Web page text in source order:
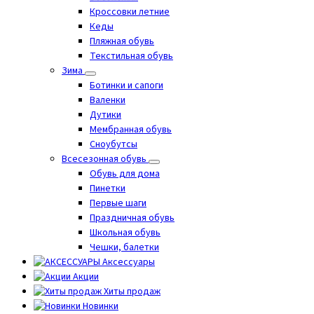
Кроссовки летние
Кеды
Пляжная обувь
Текстильная обувь
Зима
Ботинки и сапоги
Валенки
Дутики
Мембранная обувь
Сноубутсы
Всесезонная обувь
Обувь для дома
Пинетки
Первые шаги
Праздничная обувь
Школьная обувь
Чешки, балетки
Аксессуары
Акции
Хиты продаж
Новинки